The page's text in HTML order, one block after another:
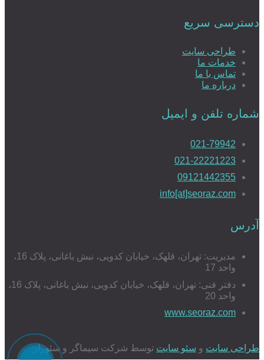
دسترسی سریع
طراحی سایت
خدمات ما
تماس با ما
درباره ما
شماره تلفن و ایمیل
021-79942
021-22221223
09121442355
info[at]seoraz.com
آدرس
مدیریت: تهران، قلهک، خیابان کدویی، نبش باغانی، پلاک 16،
واحد 17
دفتر فنی: تهران، قلهک، خیابان کدویی، نبش باغانی، پلاک 16،
واحد 20
www.seoraz.com
طراحی سایت و سئو سایت توسط شرکت سیماگر و سئوراز